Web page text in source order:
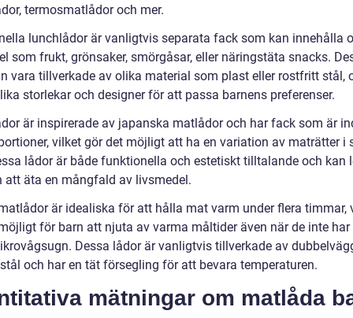
termosmatlådor och mer.
lunchlådor är vanligtvis separata fack som kan innehålla
som frukt, grönsaker, smörgåsar, eller näringstäta snacks.
vara tillverkade av olika material som plast eller rostfritt stål,
storlekar och designer för att passa barnens preferenser.
är inspirerade av japanska matlådor och har fack som är
vilket gör det möjligt att ha en variation av maträtter i
lådor är både funktionella och estetiskt tilltalande och kan
att äta en mångfald av livsmedel.
är idealiska för att hålla mat varm under flera timmar,
för barn att njuta av varma måltider även när de inte
Dessa lådor är vanligtvis tillverkade av
och har en tät försegling för att bevara temperaturen.
mätningar om matlåda